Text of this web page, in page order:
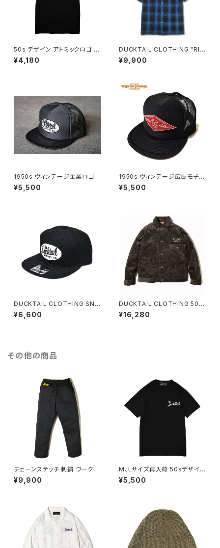
50s デザイン アトミックロゴ 半
袖 Tシャツ ラバープリント 丸胴
首元ダブルステッチ スタンダー
グ ダックテール
¥4,180
DUCKTAIL CLOTHING "RIS
E AGAIN" BLUE ダックテイル
クロージング 半袖 チェックシャ
¥9,900
1950s ヴィンテージ企業ロゴモ
チーフ 刺繍 ワッペン OTTO社
製ボディ メッシュキャップ トラッ
¥5,500
1950s ヴィンテージ広告モチー
フ ホースシュー 刺繍 ワッペン
OTTO社製ボディ メッシュキャ
E" BLACK ダックテイル クロー
¥5,500
DUCKTAIL CLOTHING SNA
PBACK CAP "CLASSIC" BL
ACK ダックテイル クロージング
¥6,600
DUCKTAIL CLOTHING 506
xxタイプ ジャケット "GENE" C
ORDUROY TRUCKER JACK
¥16,280
その他の商品
チェーンステッチ 刺繍 ワークパ
ンツ イージーパンツ チノパンツ
ベイカー仕様 T/Cツイル ブラッ
CK × YELLOW ダックタイル ク
ロージング
¥9,900
M、Lサイズ再入荷 50sデザイン
ピンナップガール 半袖 Tシャツ
丸胴 首元ダブルステッチ スタン
IN UP LEGS" TEE BLACK ダ
ックテイル クロージング ダック
テール
¥5,500